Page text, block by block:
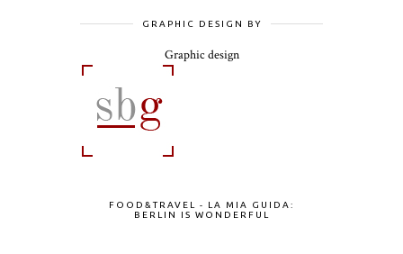
GRAPHIC DESIGN BY
Graphic design
FOOD&TRAVEL - LA MIA GUIDA:
BERLIN IS WONDERFUL